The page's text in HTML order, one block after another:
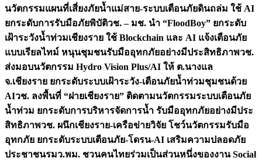
นวัตกรรมแผนที่เสี่ยงภัยน้ำแม่สาย-ระบบเตือนภัยดินถล่ม ใช้ AI
ยกระดับการรับมือภัยพิบัติวช. – มช. นำ “FloodBoy” ยกระดับ
เฝ้าระวังน้ำท่วมเชียงราย ใช้ Blockchain และ AI แจ้งเตือนภัย
แบบเรียลไทม์ หนุนชุมชนรับมืออุทกภัยอย่างมีประสิทธิภาพวช.
ส่งมอบนวัตกรรม Hydro Vision Plus/AI ให้ ต.นางแล
จ.เชียงราย ยกระดับระบบเฝ้าระวัง-เตือนภัยน้ำท่วมชุมชนด้วย
AIวช. ลงพื้นที่ “ฝายเชียงราย” ติดตามนวัตกรรมระบบเตือนภัย
น้ำท่วม ยกระดับการบริหารจัดการน้ำ รับมืออุทกภัยอย่างมีประ
สิทธิภาพวช. ผนึกเชียงราย-เครือข่ายวิจัย โชว์นวัตกรรมรับมือ
อุทกภัย ยกระดับระบบเตือนภัย-โดรน-AI เสริมความปลอดภัย
ประชาชนรมว.พม. ชวนคนไทยร่วมเป็นส่วนหนึ่งของงาน Social